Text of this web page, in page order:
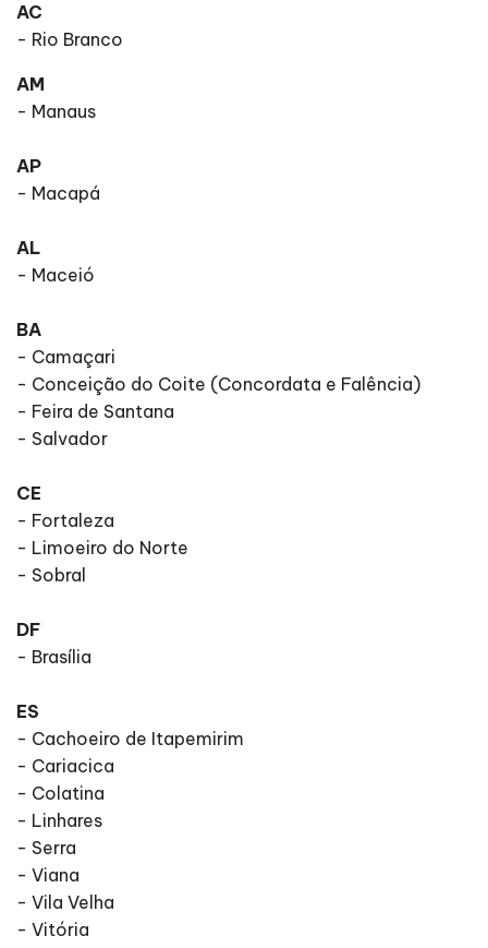
AC
- Rio Branco
AM
- Manaus
AP
- Macapá
AL
- Maceió
BA
- Camaçari
- Conceição do Coite (Concordata e Falência)
- Feira de Santana
- Salvador
CE
- Fortaleza
- Limoeiro do Norte
- Sobral
DF
- Brasília
ES
- Cachoeiro de Itapemirim
- Cariacica
- Colatina
- Linhares
- Serra
- Viana
- Vila Velha
- Vitória